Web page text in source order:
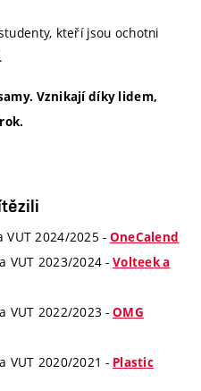
kteří jsou ochotni
Vznikají díky lidem,
VUT 2024/2025 - OneCalend
VUT 2023/2024 -Volteek a
VUT 2022/2023 -OMG
VUT 2020/2021 - Plastic